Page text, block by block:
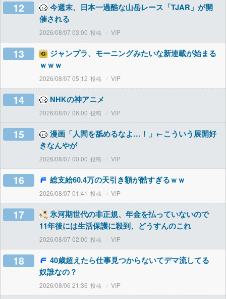
12
今週末、日本一過酷な山岳レース「TJAR」が開
催される
2026/08/07 03:00 VIP
13
ジャンプラ、モーニングみたいな新連載が始まる
ｗｗｗ
2026/08/07 05:12 VIP
14 NHKの神アニメ
2026/08/07 06:00 VIP
15
漫画「人間を舐めるなよ…！」←こういう展開好
きなんやが
2026/08/07 00:00 VIP
16 総支給60.4万の天引き額が酷すぎるｗｗ
2026/08/07 01:41 VIP
17
氷河期世代の非正規、年金を払っていないので
11年後には生活保護に殺到、どうすんのこれ
2026/08/07 02:00 VIP
18
40歳超えたら仕事見つからないてデマ流してる
奴誰なの？
2026/08/06 21:36 VIP